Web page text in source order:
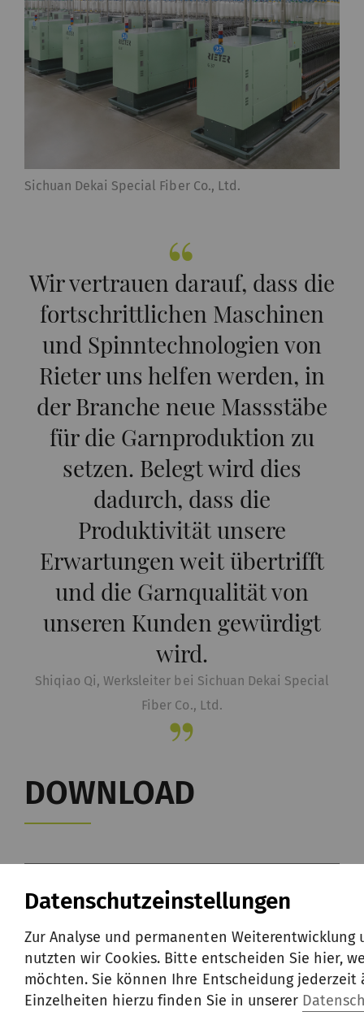
Sichuan Dekai Special Fiber Co., Ltd.
Wir vertrauen darauf, dass die
fortschrittlichen Maschinen
und Spinntechnologien von
Rieter uns helfen werden, in
der Branche neue Massstäbe
für die Garnproduktion zu
setzen. Belegt wird dies
dadurch, dass die
Produktivität unsere
Erwartungen weit übertrifft
und die Garnqualität von
unseren Kunden gewürdigt
wird.
Shiqiao Qi, Werksleiter bei Sichuan Dekai Special
Fiber Co., Ltd.
DOWNLOAD
Erfolgsgeschichte – Englisch
PDF / 991 KB
Datenschutzeinstellungen
Zur Analyse und permanenten Weiterentwicklung
nutzten wir Cookies. Bitte entscheiden Sie hier,
möchten. Sie können Ihre Entscheidung jederzeit
Einzelheiten hierzu finden Sie in unserer